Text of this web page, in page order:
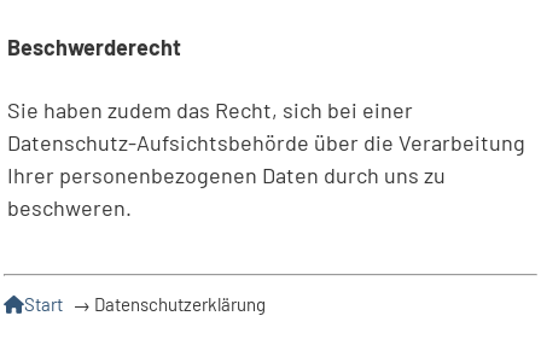
Beschwerderecht
Sie haben zudem das Recht, sich bei einer
Datenschutz-Aufsichtsbehörde über die Verarbeitung
Ihrer personenbezogenen Daten durch uns zu
beschweren.
Start → Datenschutzerklärung